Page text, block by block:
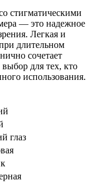
стигматическими
— это надежное
Легкая и
длительном
сочетает
для тех, кто
использования.
глаз